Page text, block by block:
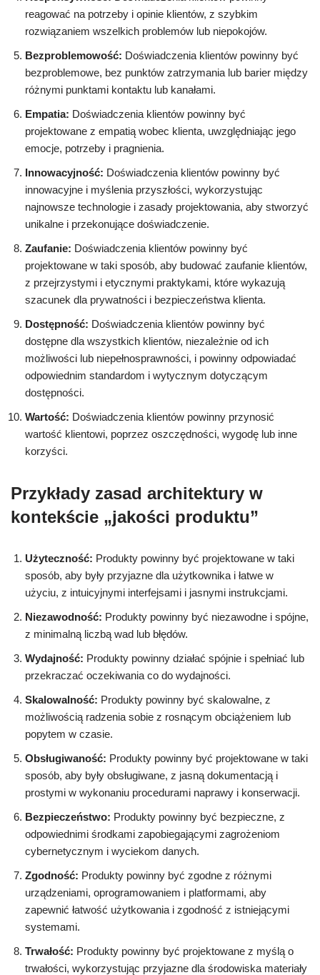
reagować na potrzeby i opinie klientów, z szybkim
rozwiązaniem wszelkich problemów lub niepokojów.
Bezproblemowość: Doświadczenia klientów powinny być
bezproblemowe, bez punktów zatrzymania lub barier między
różnymi punktami kontaktu lub kanałami.
Empatia: Doświadczenia klientów powinny być
projektowane z empatią wobec klienta, uwzględniając jego
emocje, potrzeby i pragnienia.
Innowacyjność: Doświadczenia klientów powinny być
innowacyjne i myślenia przyszłości, wykorzystując
najnowsze technologie i zasady projektowania, aby stworzyć
unikalne i przekonujące doświadczenie.
Zaufanie: Doświadczenia klientów powinny być
projektowane w taki sposób, aby budować zaufanie klientów,
z przejrzystymi i etycznymi praktykami, które wykazują
szacunek dla prywatności i bezpieczeństwa klienta.
Dostępność: Doświadczenia klientów powinny być
dostępne dla wszystkich klientów, niezależnie od ich
możliwości lub niepełnosprawności, i powinny odpowiadać
odpowiednim standardom i wytycznym dotyczącym
dostępności.
Wartość: Doświadczenia klientów powinny przynosić
wartość klientowi, poprzez oszczędności, wygodę lub inne
korzyści.
Przykłady zasad architektury w
kontekście „jakości produktu”
Użyteczność: Produkty powinny być projektowane w taki
sposób, aby były przyjazne dla użytkownika i łatwe w
użyciu, z intuicyjnymi interfejsami i jasnymi instrukcjami.
Niezawodność: Produkty powinny być niezawodne i spójne,
z minimalną liczbą wad lub błędów.
Wydajność: Produkty powinny działać spójnie i spełniać lub
przekraczać oczekiwania co do wydajności.
Skalowalność: Produkty powinny być skalowalne, z
możliwością radzenia sobie z rosnącym obciążeniem lub
popytem w czasie.
Obsługiwaność: Produkty powinny być projektowane w taki
sposób, aby były obsługiwane, z jasną dokumentacją i
prostymi w wykonaniu procedurami naprawy i konserwacji.
Bezpieczeństwo: Produkty powinny być bezpieczne, z
odpowiednimi środkami zapobiegającymi zagrożeniom
cybernetycznym i wyciekom danych.
Zgodność: Produkty powinny być zgodne z różnymi
urządzeniami, oprogramowaniem i platformami, aby
zapewnić łatwość użytkowania i zgodność z istniejącymi
systemami.
Trwałość: Produkty powinny być projektowane z myślą o
trwałości, wykorzystując przyjazne dla środowiska materiały